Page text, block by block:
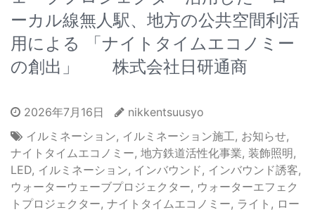
ーカル線無人駅、地方の公共空間利活
用による 「ナイトタイムエコノミー
の創出」 株式会社日研通商
2026年7月16日
nikkentsuusyo
イルミネーション, イルミネーション施工 , お知らせ,
ナイトタイムエコノミー, 地方鉄道活性化事業, 装飾照明,
LED, イルミネーション, インバウンド , インバウンド誘客,
ウォーターウェーブプロジェクター, ウォーターエフェク
トプロジェクター, ナイトタイムエコノミー, ライト , ロー